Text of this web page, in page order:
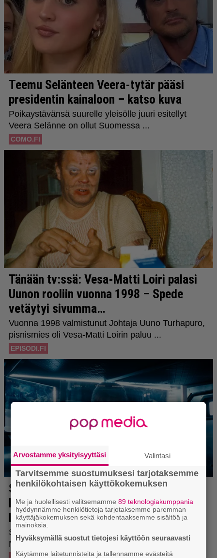
Arvostamme yksityisyyttäsi Valintasi
Tarvitsemme suostumuksesi tarjotaksemme
henkilökohtaisen käyttökokemuksen
Me ja huolellisesti valitsemamme89 teknologiakumppania
hyödynnämme henkilötietoja tarjotaksemme paremman
käyttäjäkokemuksen sekä kohdentaaksemme sisältöä ja
mainoksia.
Hyväksymällä suostut tietojesi käyttöön seuraavasti
Käytämme laitetunnisteita ja tallennamme evästeitä